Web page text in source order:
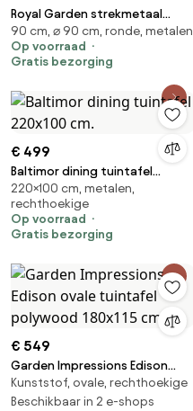
Royal Garden strekmetaal
tuintafel rond - Ø90 cm. -
Antraciet
90 cm, ⌀ 90 cm, ronde, metalen
Op voorraad
Gratis bezorging
€ 499
Baltimor dining tuintafel
220x100 cm.
220×100 cm, metalen,
rechthoekige
Op voorraad
Gratis bezorging
€ 549
Garden Impressions Edison
ovale tuintafel polywood
180x115 cm.
Kunststof, ovale, rechthoekige
Beschikbaar in 2 e-shops